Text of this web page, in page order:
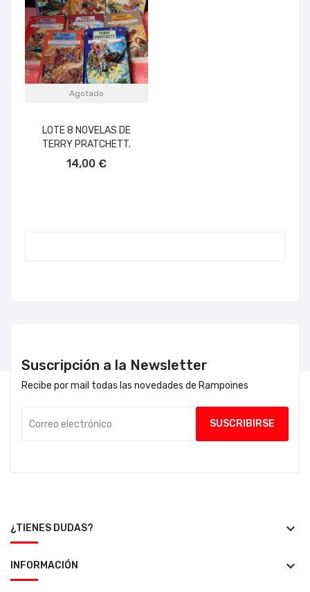
Agotado
LOTE 8 NOVELAS DE
TERRY PRATCHETT.
14,00 €
Suscripción a la Newsletter
Recibe por mail todas las novedades de Rampoines
¿TIENES DUDAS? keyboard_arrow_down
INFORMACIÓN keyboard_arrow_down